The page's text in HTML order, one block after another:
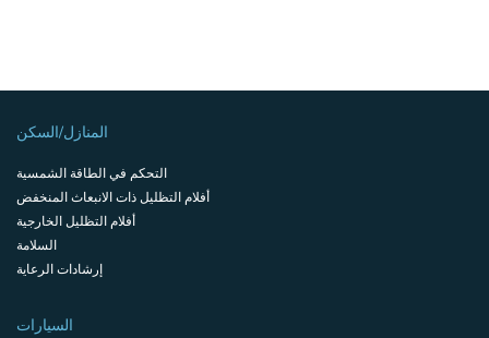
المنازل/السكن
التحكم في الطاقة الشمسية
أفلام التظليل ذات الانبعاث المنخفض
أفلام التظليل الخارجية
السلامة
إرشادات الرعاية
السيارات